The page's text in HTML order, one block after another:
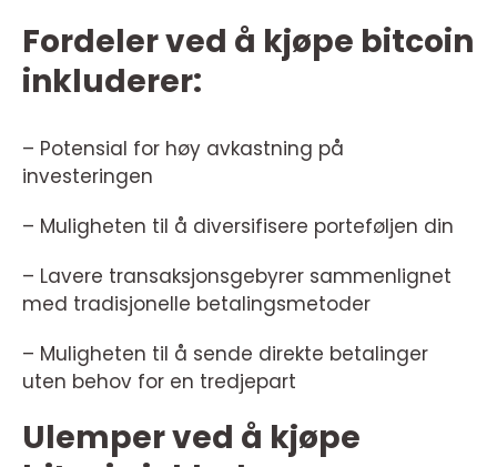
Fordeler ved å kjøpe bitcoin
inkluderer:
– Potensial for høy avkastning på
investeringen
– Muligheten til å diversifisere porteføljen din
– Lavere transaksjonsgebyrer sammenlignet
med tradisjonelle betalingsmetoder
– Muligheten til å sende direkte betalinger
uten behov for en tredjepart
Ulemper ved å kjøpe